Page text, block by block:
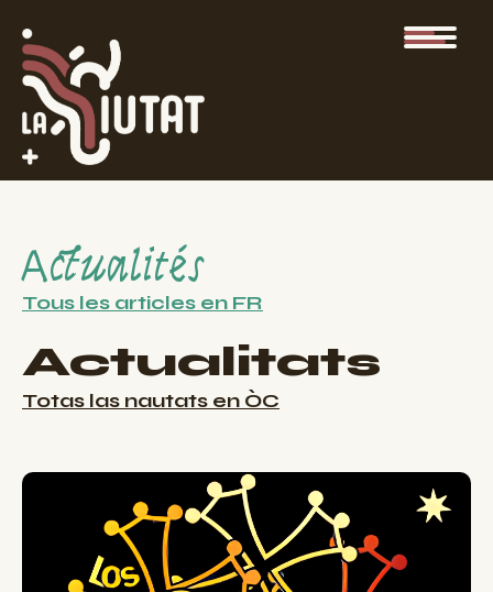
Actualités
Tous les articles en FR
Actualitats
Totas las nautats en ÒC